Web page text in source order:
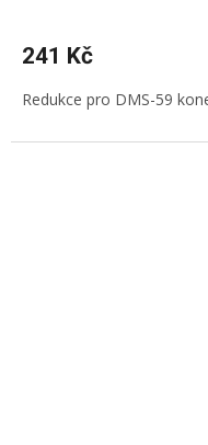
241 Kč
Redukce pro DMS-59